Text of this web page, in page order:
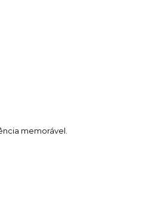
memorável.